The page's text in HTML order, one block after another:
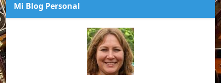
Mi Blog Personal